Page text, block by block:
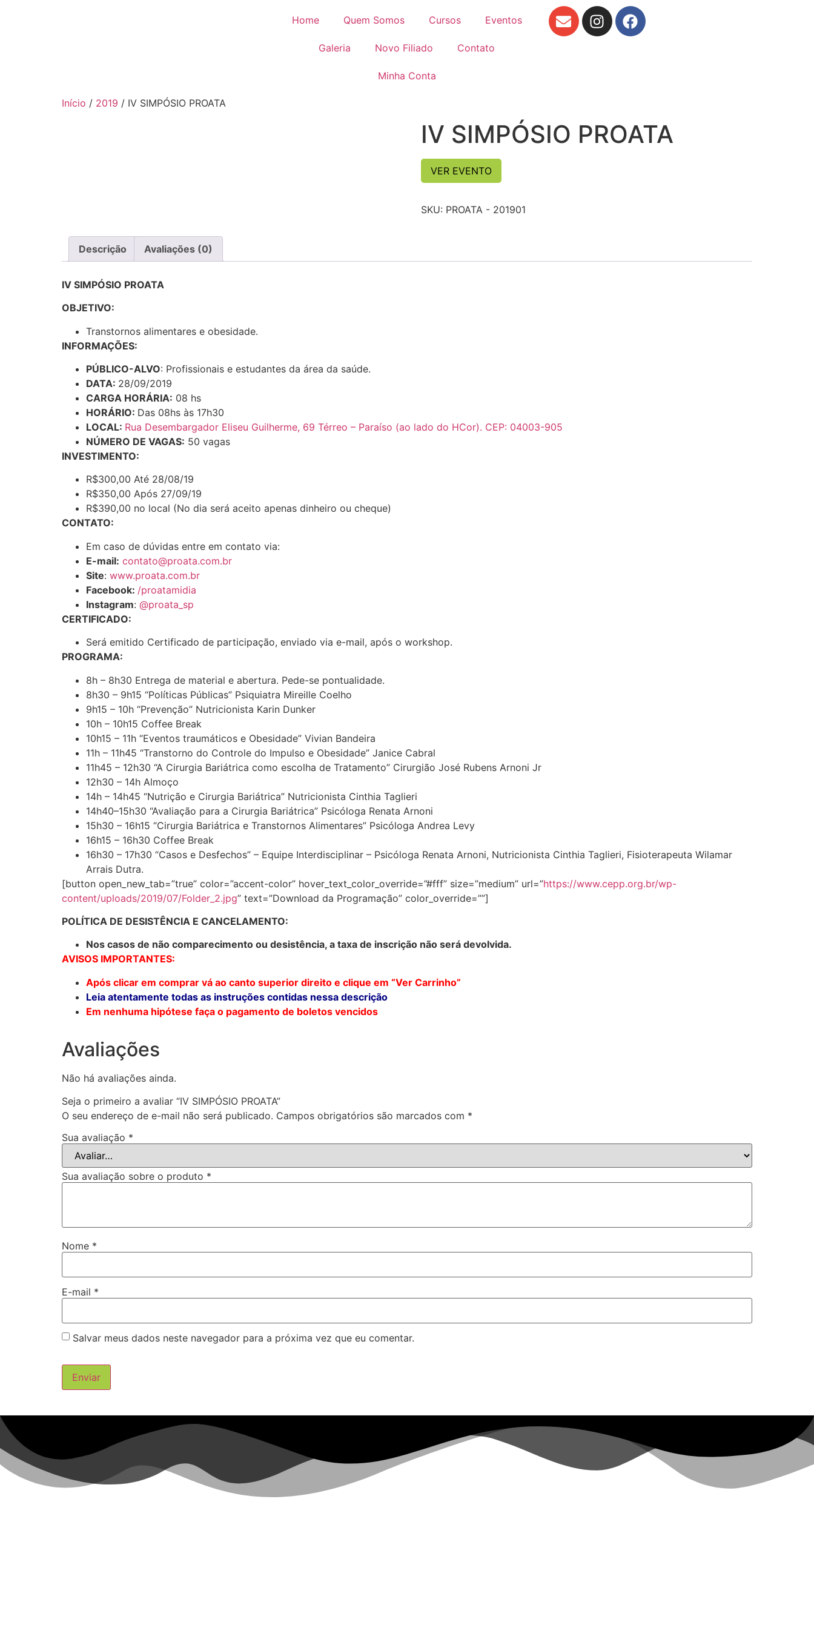
Home Quem Somos Cursos Eventos
Galeria Novo Filiado Contato
Minha Conta
Início / 2019 / IV SIMPÓSIO PROATA
IV SIMPÓSIO PROATA
VER EVENTO
SKU: PROATA - 201901
Descrição Avaliações (0)
IV SIMPÓSIO PROATA
OBJETIVO:
Transtornos alimentares e obesidade.
INFORMAÇÕES:
PÚBLICO-ALVO: Profissionais e estudantes da área da saúde.
DATA: 28/09/2019
CARGA HORÁRIA: 08 hs
HORÁRIO: Das 08hs às 17h30
LOCAL: Rua Desembargador Eliseu Guilherme, 69 Térreo – Paraíso (ao lado do HCor). CEP: 04003-905
NÚMERO DE VAGAS: 50 vagas
INVESTIMENTO:
R$300,00 Até 28/08/19
R$350,00 Após 27/09/19
R$390,00 no local (No dia será aceito apenas dinheiro ou cheque)
CONTATO:
Em caso de dúvidas entre em contato via:
E-mail: contato@proata.com.br
Site: www.proata.com.br
Facebook: /proatamidia
Instagram: @proata_sp
CERTIFICADO:
Será emitido Certificado de participação, enviado via e-mail, após o workshop.
PROGRAMA:
8h – 8h30 Entrega de material e abertura. Pede-se pontualidade.
8h30 – 9h15 “Políticas Públicas” Psiquiatra Mireille Coelho
9h15 – 10h “Prevenção” Nutricionista Karin Dunker
10h – 10h15 Coffee Break
10h15 – 11h “Eventos traumáticos e Obesidade” Vivian Bandeira
11h – 11h45 “Transtorno do Controle do Impulso e Obesidade” Janice Cabral
11h45 – 12h30 “A Cirurgia Bariátrica como escolha de Tratamento” Cirurgião José Rubens Arnoni Jr
12h30 – 14h Almoço
14h – 14h45 “Nutrição e Cirurgia Bariátrica” Nutricionista Cinthia Taglieri
14h40–15h30 “Avaliação para a Cirurgia Bariátrica” Psicóloga Renata Arnoni
15h30 – 16h15 “Cirurgia Bariátrica e Transtornos Alimentares” Psicóloga Andrea Levy
16h15 – 16h30 Coffee Break
16h30 – 17h30 “Casos e Desfechos” – Equipe Interdisciplinar – Psicóloga Renata Arnoni, Nutricionista Cinthia Taglieri, Fisioterapeuta Wilamar
Arrais Dutra.
[button open_new_tab=”true” color=”accent-color” hover_text_color_override=”#fff” size=”medium” url=”https://www.cepp.org.br/wp-
content/uploads/2019/07/Folder_2.jpg” text=”Download da Programação” color_override=””]
POLÍTICA DE DESISTÊNCIA E CANCELAMENTO:
Nos casos de não comparecimento ou desistência, a taxa de inscrição não será devolvida.
AVISOS IMPORTANTES:
Após clicar em comprar vá ao canto superior direito e clique em “Ver Carrinho”
Leia atentamente todas as instruções contidas nessa descrição
Em nenhuma hipótese faça o pagamento de boletos vencidos
Avaliações
Não há avaliações ainda.
Seja o primeiro a avaliar “IV SIMPÓSIO PROATA”
O seu endereço de e-mail não será publicado. Campos obrigatórios são marcados com *
Sua avaliação *
Sua avaliação sobre o produto *
Nome *
E-mail *
Salvar meus dados neste navegador para a próxima vez que eu comentar.